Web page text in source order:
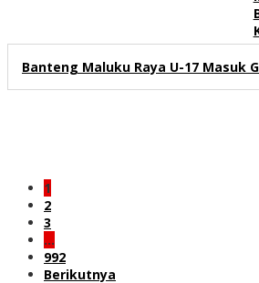
Banteng Maluku Raya U-17 Masuk
1
2
3
…
992
Berikutnya